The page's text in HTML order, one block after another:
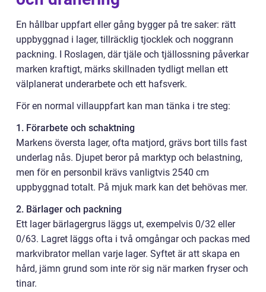
En hållbar uppfart eller gång bygger på tre saker: rätt
uppbyggnad i lager, tillräcklig tjocklek och noggrann
packning. I Roslagen, där tjäle och tjällossning påverkar
marken kraftigt, märks skillnaden tydligt mellan ett
välplanerat underarbete och ett hafsverk.
För en normal villauppfart kan man tänka i tre steg:
1. Förarbete och schaktning
Markens översta lager, ofta matjord, grävs bort tills fast
underlag nås. Djupet beror på marktyp och belastning,
men för en personbil krävs vanligtvis 2540 cm
uppbyggnad totalt. På mjuk mark kan det behövas mer.
2. Bärlager och packning
Ett lager bärlagergrus läggs ut, exempelvis 0/32 eller
0/63. Lagret läggs ofta i två omgångar och packas med
markvibrator mellan varje lager. Syftet är att skapa en
hård, jämn grund som inte rör sig när marken fryser och
tinar.